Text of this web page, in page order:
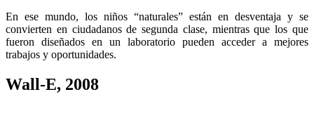
En ese mundo, los niños “naturales” están en desventaja y se
convierten en ciudadanos de segunda clase, mientras que los que
fueron diseñados en un laboratorio pueden acceder a mejores
trabajos y oportunidades.
Wall-E, 2008